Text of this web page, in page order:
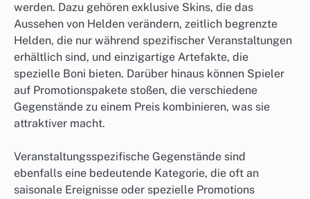
werden. Dazu gehören exklusive Skins, die das
Aussehen von Helden verändern, zeitlich begrenzte
Helden, die nur während spezifischer Veranstaltungen
erhältlich sind, und einzigartige Artefakte, die
spezielle Boni bieten. Darüber hinaus können Spieler
auf Promotionspakete stoßen, die verschiedene
Gegenstände zu einem Preis kombinieren, was sie
attraktiver macht.
Veranstaltungsspezifische Gegenstände sind
ebenfalls eine bedeutende Kategorie, die oft an
saisonale Ereignisse oder spezielle Promotions